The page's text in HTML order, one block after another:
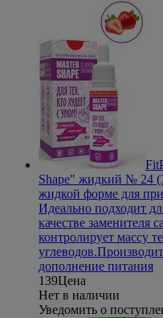
Shape" жидкий № 24
жидкой форме для
Идеально подходит
качестве заменителя
контролирует массу
углеводов.
дополнение питания
139Цена
Нет в наличии
Уведомить о